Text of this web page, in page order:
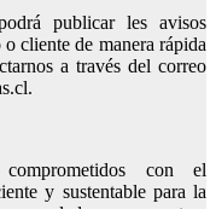
publicar les avisos
cliente de manera rápida
a través del correo
comprometidos con el
y sustentable para la